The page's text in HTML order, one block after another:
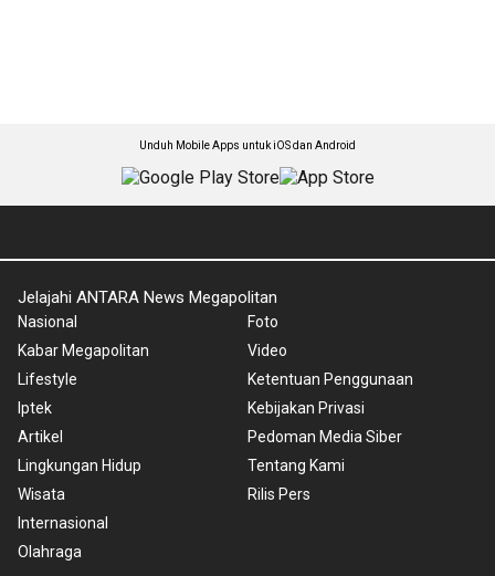
Unduh Mobile Apps untuk iOS dan Android
Jelajahi ANTARA News Megapolitan
Nasional
Kabar Megapolitan
Lifestyle
Iptek
Artikel
Lingkungan Hidup
Wisata
Internasional
Olahraga
Foto
Video
Ketentuan Penggunaan
Kebijakan Privasi
Pedoman Media Siber
Tentang Kami
Rilis Pers